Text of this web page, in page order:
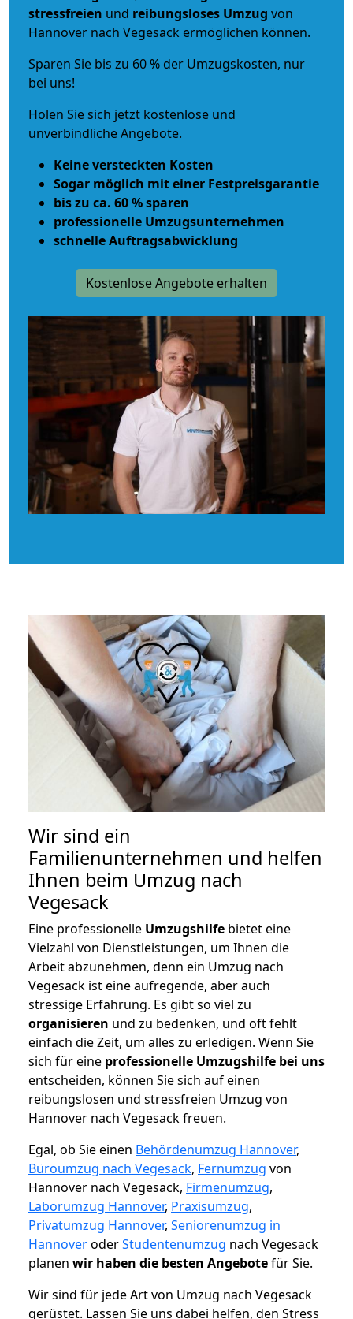
stressfreien und reibungsloses Umzug von
Hannover nach Vegesack ermöglichen können.
Sparen Sie bis zu 60 % der Umzugskosten, nur
bei uns!
Holen Sie sich jetzt kostenlose und
unverbindliche Angebote.
Keine versteckten Kosten
Sogar möglich mit einer Festpreisgarantie
bis zu ca. 60 % sparen
professionelle Umzugsunternehmen
schnelle Auftragsabwicklung
Kostenlose Angebote erhalten
Wir sind ein
Familienunternehmen und helfen
Ihnen beim Umzug nach
Vegesack
Eine professionelle Umzugshilfe bietet eine
Vielzahl von Dienstleistungen, um Ihnen die
Arbeit abzunehmen, denn ein Umzug nach
Vegesack ist eine aufregende, aber auch
stressige Erfahrung. Es gibt so viel zu
organisieren und zu bedenken, und oft fehlt
einfach die Zeit, um alles zu erledigen. Wenn Sie
sich für eine professionelle Umzugshilfe bei uns
entscheiden, können Sie sich auf einen
reibungslosen und stressfreien Umzug von
Hannover nach Vegesack freuen.
Egal, ob Sie einen Behördenumzug Hannover,
Büroumzug nach Vegesack, Fernumzug von
Hannover nach Vegesack, Firmenumzug,
Laborumzug Hannover, Praxisumzug,
Privatumzug Hannover, Seniorenumzug in
HannoveroderStudentenumzug nach Vegesack
planen wir haben die besten Angebotefür Sie.
Wir sind für jede Art von Umzug nach Vegesack
gerüstet. Lassen Sie uns dabei helfen, den Stress